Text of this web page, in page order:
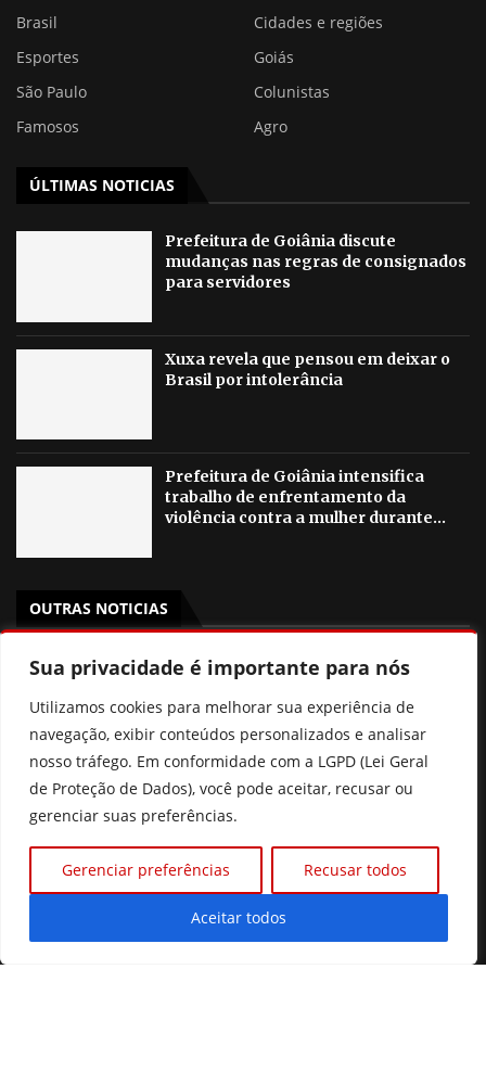
Sua privacidade é importante para nós
Utilizamos cookies para melhorar sua experiência de
navegação, exibir conteúdos personalizados e analisar
nosso tráfego. Em conformidade com a LGPD (Lei Geral
de Proteção de Dados), você pode aceitar, recusar ou
gerenciar suas preferências.
Gerenciar preferências Recusar todos
Aceitar todos
Brasil
Cidades e regiões
Esportes
Goiás
São Paulo
Colunistas
Famosos
Agro
ÚLTIMAS NOTICIAS
Prefeitura de Goiânia discute
mudanças nas regras de consignados
para servidores
Xuxa revela que pensou em deixar o
Brasil por intolerância
Prefeitura de Goiânia intensifica
trabalho de enfrentamento da
violência contra a mulher durante...
OUTRAS NOTICIAS
Gestão de Fátima Gavioli transforma educação de Goiás
e leva Estado ao 2º lugar nacional no Ideb
PSB Goiás oficializa candidatura de Aava Santiago à
Câmara dos Deputados com chapa competitiva para
2026
“Político também salva vidas”, diz Dr. Zacharias Calil ao
ser oficializado candidato ao Senado pelo MDB
Pix Pensão: o que realmente muda? Entenda a nova lei
sem cair nas fake news